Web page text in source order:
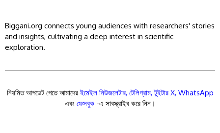
Biggani.org connects young audiences with researchers' stories
and insights, cultivating a deep interest in scientific
exploration.
নিয়মিত আপডেট পেতে আমাদেরইমেইল নিউজলেটার, টেলিগ্রাম,টুইটার X, WhatsApp
এবং ফেসবুক-এ সাবস্ক্রাইব করে নিন।